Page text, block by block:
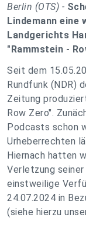
Berlin (OTS) -
Lindemann eine
Landgerichts
"Rammstein -
Seit dem
Rundfunk (NDR)
Zeitung
Row Zero".
Podcasts schon
Urheberrechten
Hiernach hatten
Verletzung
einstweilige
24.07.2024 in
(siehe hierzu